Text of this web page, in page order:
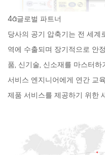
4ã글로벌 파트너
당사의 공기 압축기는 전 세계
역에 수출되며 장기적으로 안
품, 신기술, 신소재를 마스터
서비스 엔지니어에게 연간 교
제품 서비스를 제공하기 위한